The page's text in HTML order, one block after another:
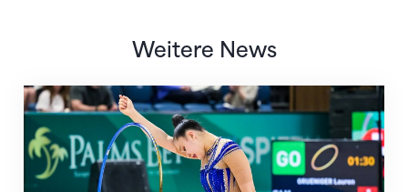
Weitere News
Nächster Halt: Weltmeisterschaft